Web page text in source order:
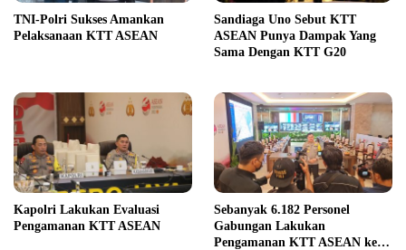
TNI-Polri Sukses Amankan
Pelaksanaan KTT ASEAN
Sandiaga Uno Sebut KTT
ASEAN Punya Dampak Yang
Sama Dengan KTT G20
Kapolri Lakukan Evaluasi
Pengamanan KTT ASEAN
Sebanyak 6.182 Personel
Gabungan Lakukan
Pengamanan KTT ASEAN ke-